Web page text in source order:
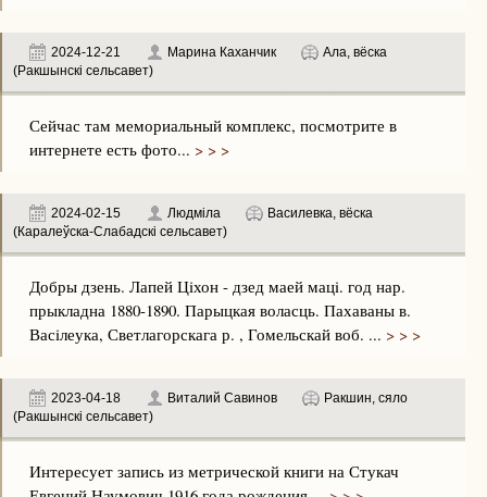
2024-12-21 Марина Каханчик
Ала, вёска
(Ракшынскі сельсавет)
Сейчас там мемориальный комплекс, посмотрите в
интернете есть фото... > > >
2024-02-15 Людмiла
Василевка, вёска
(Каралеўска-Слабадскі сельсавет)
Добры дзень. Лапей Цiхон - дзед маей мацi. год нар.
прыкладна 1880-1890. Парыцкая воласць. Пахаваны в.
Васiлеука, Светлагорскага р. , Гомельскай воб. ... > > >
2023-04-18 Виталий Савинов
Ракшин, сяло
(Ракшынскі сельсавет)
Интересует запись из метрической книги на Стукач